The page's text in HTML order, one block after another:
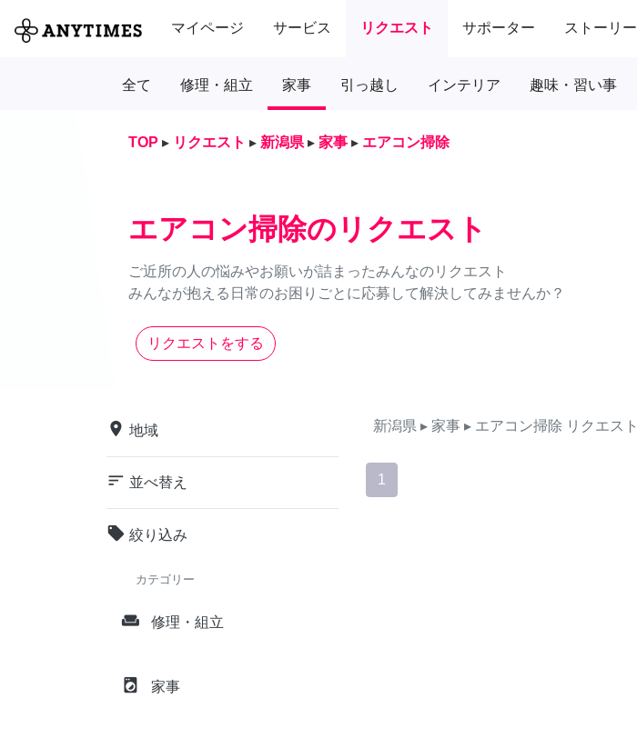
マイページ サービス リクエスト サポーター ストーリー
全て 修理・組立 家事 引っ越し インテリア 趣味・習い事
TOP ▸ リクエスト ▸ 新潟県 ▸ 家事 ▸ エアコン掃除
エアコン掃除のリクエスト
ご近所の人の悩みやお願いが詰まったみんなのリクエスト
みんなが抱える日常のお困りごとに応募して解決してみませんか？
リクエストをする
place 地域
sort 並べ替え
local_offer 絞り込み
カテゴリー
weekend 修理・組立
local_laundry_service 家事
新潟県 ▸ 家事 ▸ エアコン掃除 リクエスト
1